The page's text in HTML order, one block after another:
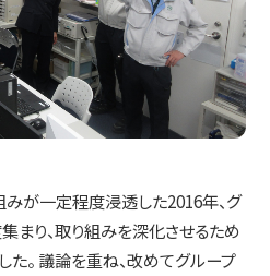
が一定程度浸透した2016年、グ
まり、取り組みを深化させるため
た。 議論を重ね、改めてグループ